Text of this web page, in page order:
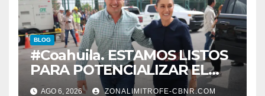
BLOG
#Coahuila. ESTAMOS LISTOS
PARA POTENCIALIZAR EL
GAS COAHUILA: MANOLO
AGO 6, 2026 ZONALIMITROFE-CBNR.COM